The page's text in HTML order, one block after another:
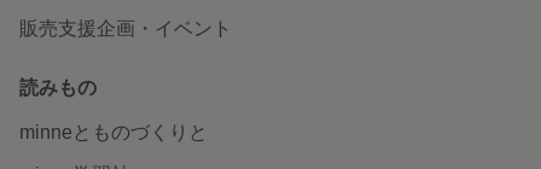
販売支援企画・イベント
読みもの
minneとものづくりと